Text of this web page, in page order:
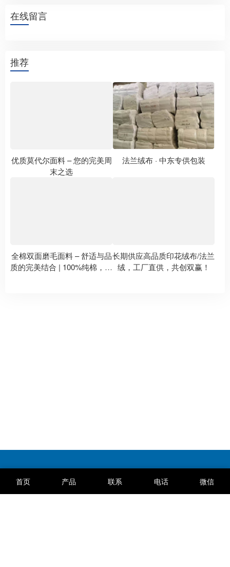
在线留言
推荐
优质莫代尔面料 – 您的完美周
末之选
法兰绒布 · 中东专供包装
全棉双面磨毛面料 – 舒适与品
质的完美结合 | 100%纯棉，圆
长期供应高品质印花绒布/法兰
绒，工厂直供，共创双赢！
IPE公众环境研究中心中国银行汇率查询国标GB查询外贸导航
首页 产品 联系 电话 微信